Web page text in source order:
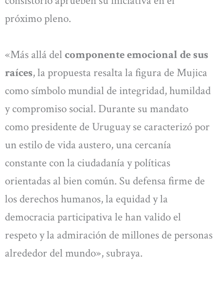
próximo pleno.
«Más allá del componente emocional de sus
raíces, la propuesta resalta la figura de Mujica
como símbolo mundial de integridad, humildad
y compromiso social. Durante su mandato
como presidente de Uruguay se caracterizó por
un estilo de vida austero, una cercanía
constante con la ciudadanía y políticas
orientadas al bien común. Su defensa firme de
los derechos humanos, la equidad y la
democracia participativa le han valido el
respeto y la admiración de millones de personas
alrededor del mundo», subraya.